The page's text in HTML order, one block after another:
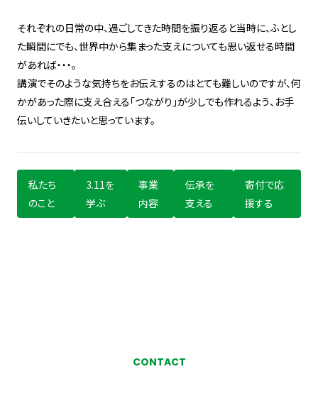
それぞれの日常の中、過ごしてきた時間を振り返ると当時に、ふとし
た瞬間にでも、世界中から集まった支えについても思い返せる時間
があれば・・・。
講演でそのような気持ちをお伝えするのはとても難しいのですが、何
かがあった際に支え合える「つながり」が少しでも作れるよう、お手
伝いしていきたいと思っています。
私たち
のこと
3.11を
学ぶ
事業
内容
伝承を
支える
寄付で応
援する
CONTACT